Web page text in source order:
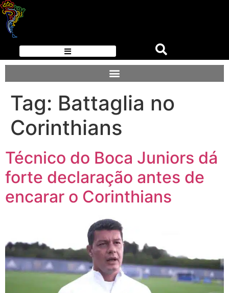
Tag: Battaglia no
Corinthians
Técnico do Boca Juniors dá
forte declaração antes de
encarar o Corinthians